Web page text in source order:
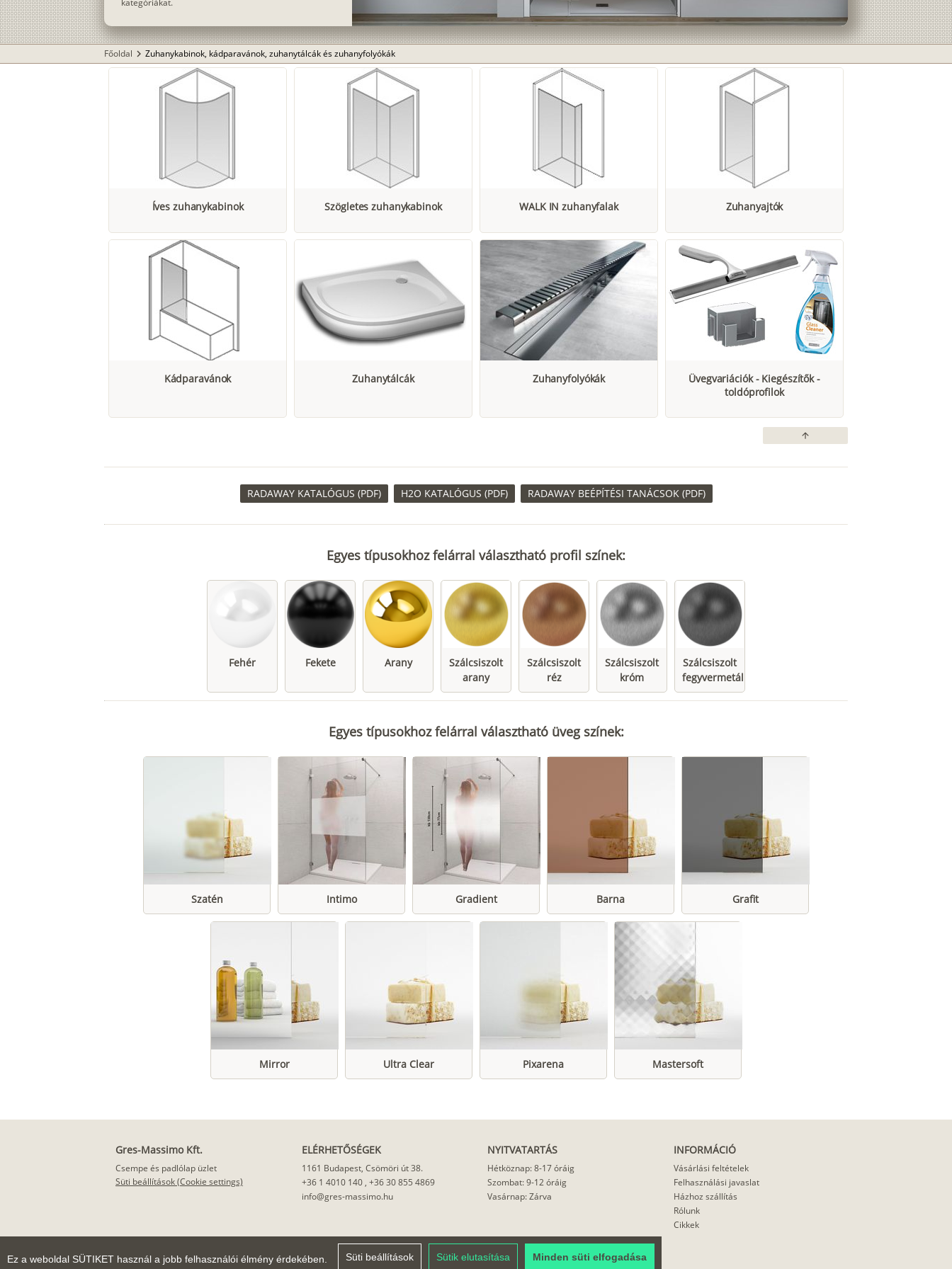
Ez a weboldal SÜTIKET használ a jobb felhasználói élmény érdekében. Süti beállítások Sütik elutasítása Minden süti elfogadása
kategóriákat.
Főoldal chevron_right Zuhanykabinok, kádparavánok, zuhanytálcák és zuhanyfolyókák
Íves zuhanykabinok Szögletes zuhanykabinok WALK IN zuhanyfalak Zuhanyajtók
Kádparavánok Zuhanytálcák Zuhanyfolyókák
Üvegvariációk - Kiegészítők -
toldóprofilok
arrow_upward
RADAWAY KATALÓGUS (PDF) H2O KATALÓGUS (PDF) RADAWAY BEÉPÍTÉSI TANÁCSOK (PDF)
Egyes típusokhoz felárral választható profil színek:
Fehér Fekete Arany
Szálcsiszolt
arany
Szálcsiszolt
réz
Szálcsiszolt
króm
Szálcsiszolt
fegyvermetál
Egyes típusokhoz felárral választható üveg színek:
Szatén Intimo Gradient Barna Grafit
Mirror Ultra Clear Pixarena Mastersoft
Gres-Massimo Kft.
Csempe és padlólap üzlet
Süti beállítások (Cookie settings)
ELÉRHETŐSÉGEK
1161 Budapest, Csömöri út 38.
+36 1 4010 140, +36 30 855 4869
info@gres-massimo.hu
NYITVATARTÁS
Hétköznap: 8-17 óráig
Szombat: 9-12 óráig
Vasárnap: Zárva
INFORMÁCIÓ
Vásárlási feltételek
Felhasználási javaslat
Házhoz szállítás
Rólunk
Cikkek